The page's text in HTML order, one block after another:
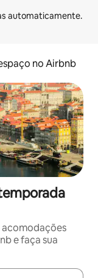
no Airbnb
e faça sua